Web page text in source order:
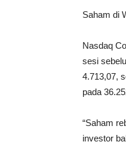
Saham di
Nasdaq
sesi
4.713,07,
pada
“Saham
investor